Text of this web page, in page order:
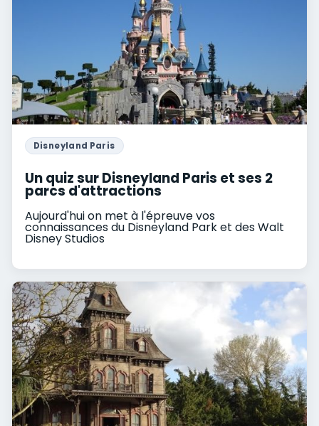
Disneyland Paris
Un quiz sur Disneyland Paris et ses 2
parcs d'attractions
Aujourd'hui on met à l'épreuve vos
connaissances du Disneyland Park et des Walt
Disney Studios